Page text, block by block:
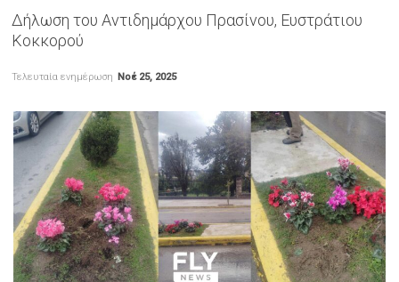
Δήλωση του Αντιδημάρχου Πρασίνου, Ευστράτιου
Κοκκορού
Τελευταία ενημέρωση Νοέ 25, 2025